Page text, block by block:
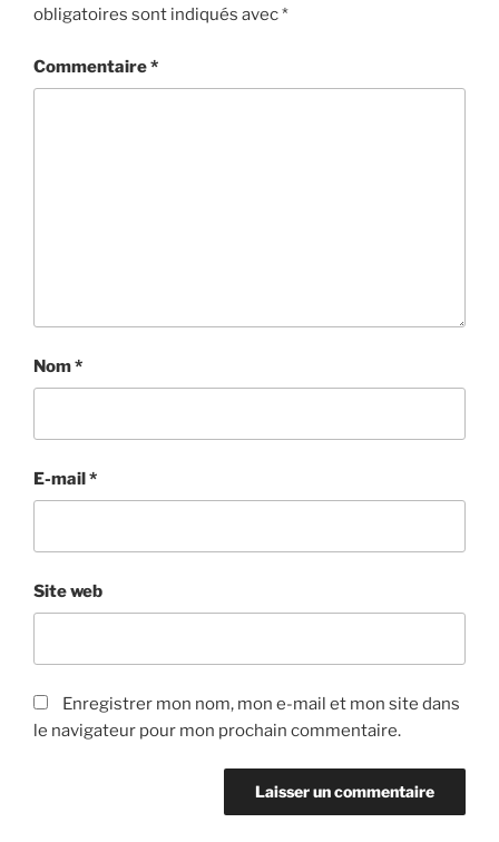
obligatoires sont indiqués avec*
Commentaire*
Nom*
E-mail*
Site web
Enregistrer mon nom, mon e-mail et mon site dans
le navigateur pour mon prochain commentaire.